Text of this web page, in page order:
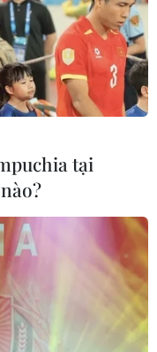
nhất: Tuyển
bại
tay Asian Cup
tại